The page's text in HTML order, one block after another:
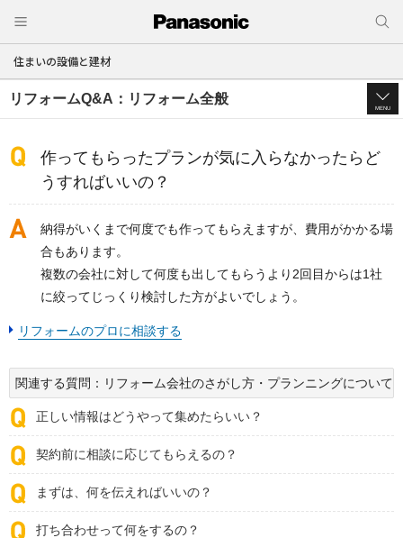
住まいの設備と建材
リフォームQ&A：リフォーム全般
MENU
作ってもらったプランが気に入らなかったらど
うすればいいの？
納得がいくまで何度でも作ってもらえますが、費用がかかる場
合もあります。
複数の会社に対して何度も出してもらうより2回目からは1社
に絞ってじっくり検討した方がよいでしょう。
リフォームのプロに相談する
関連する質問：リフォーム会社のさがし方・プランニングについて
正しい情報はどうやって集めたらいい？
契約前に相談に応じてもらえるの？
まずは、何を伝えればいいの？
打ち合わせって何をするの？